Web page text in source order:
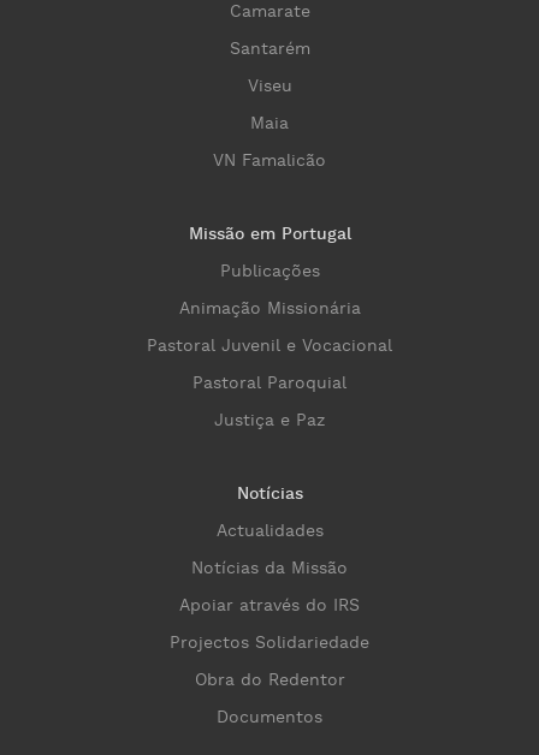
Camarate
Santarém
Viseu
Maia
VN Famalicão
Missão em Portugal
Publicações
Animação Missionária
Pastoral Juvenil e Vocacional
Pastoral Paroquial
Justiça e Paz
Notícias
Actualidades
Notícias da Missão
Apoiar através do IRS
Projectos Solidariedade
Obra do Redentor
Documentos